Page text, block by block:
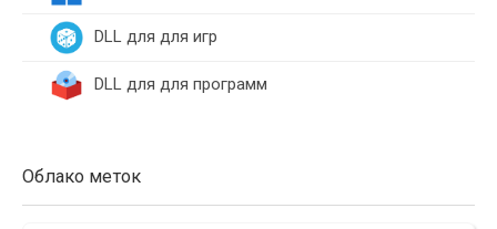
DLL для для игр
DLL для для программ
Облако меток